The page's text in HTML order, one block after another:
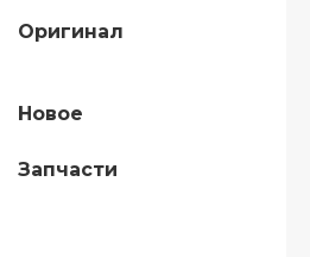
Оригинал
Новое
Запчасти